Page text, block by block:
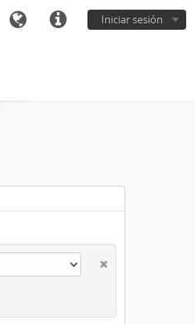
Iniciar sesión